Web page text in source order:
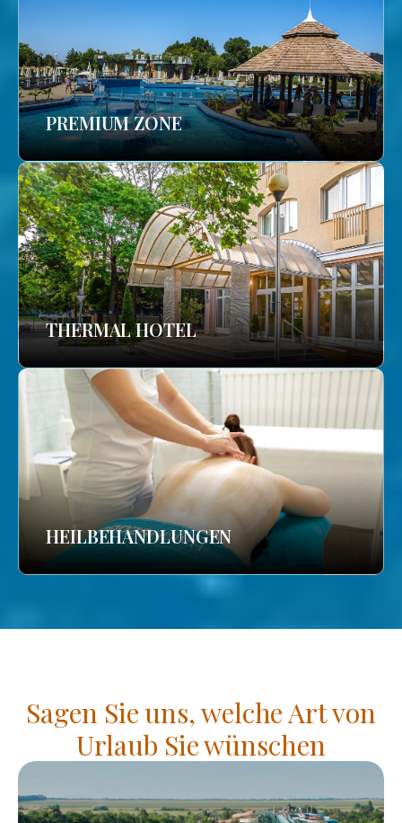
PREMIUM ZONE
THERMAL HOTEL
HEILBEHANDLUNGEN
Sagen Sie uns, welche Art von
Urlaub Sie wünschen